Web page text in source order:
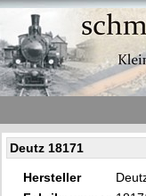
Deutz 18171
Hersteller